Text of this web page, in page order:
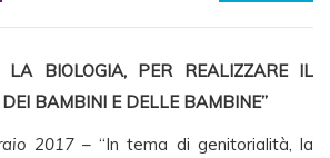
LA BIOLOGIA, PER REALIZZARE IL
BAMBINI E DELLE BAMBINE”
2017 – “In tema di genitorialità, la